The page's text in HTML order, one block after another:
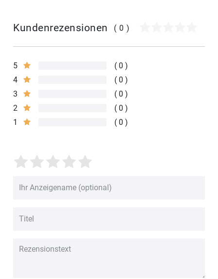
Kundenrezensionen (0)
5
0
4
0
3
0
2
0
1
0